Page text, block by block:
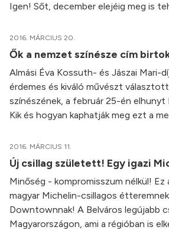
Igen! Sőt, december elejéig meg is
2016. MÁRCIUS 20.
Ők a nemzet színésze cím
Almási Éva Kossuth- és Jászai Mari-
érdemes és kiváló művészt
színészének, a február 25-én elhunyt
Kik és hogyan kaphatják meg ezt a
2016. MÁRCIUS 11.
Új csillag született! Egy igazi
Minőség - kompromisszum nélkül!
magyar Michelin-csillagos
Downtownnak! A Belváros legújabb
Magyarországon, ami a régióban is